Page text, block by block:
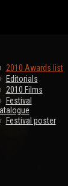
2010 Awards list
Editorials
2010 Films
Festival
Festival poster